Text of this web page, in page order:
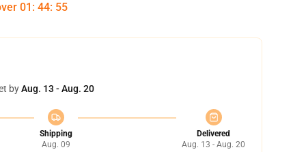
01 : 44: 54
byAug. 13 - Aug. 20
Shipping
Aug. 09
Delivered
Aug. 13 - Aug. 20